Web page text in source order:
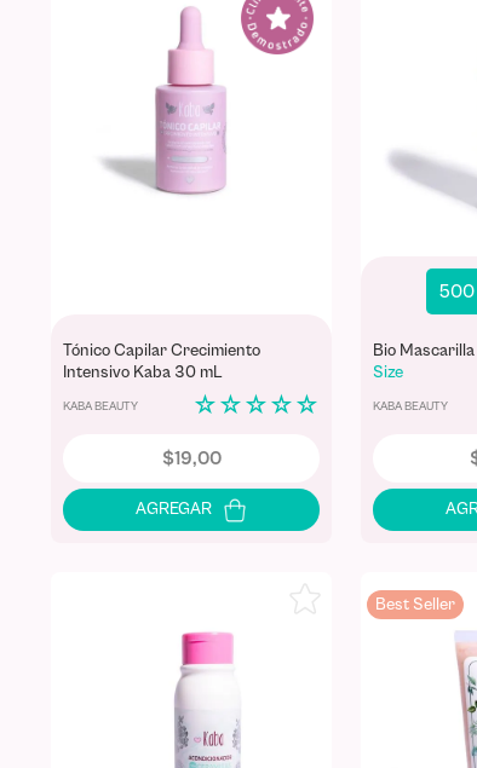
Tónico Capilar Crecimiento
Intensivo Kaba 30 mL
KABA BEAUTY ☆ ☆ ☆ ☆ ☆
$19,00
500
Bio
Size
KABA BEAUTY
Best Seller